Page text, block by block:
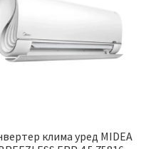
клима уред MIDEA